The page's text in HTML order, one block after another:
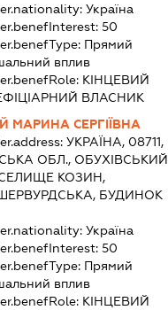
Україна
50
Прямий
вплив
КІНЦЕВИЙ
ВЛАСНИК
МАРИНА СЕРГІЇВНА
УКРАЇНА, 08711,
ОБЛ., ОБУХІВСЬКИЙ
КОЗИН,
БУДИНОК
Україна
50
Прямий
вплив
КІНЦЕВИЙ